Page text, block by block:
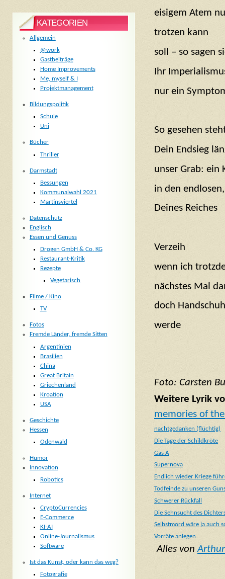
eisigem Atem
trotzen kann
soll – so sagen
Ihr
nur ein
So gesehen
Dein Endsieg
unser Grab: ein
in den
Deines Reiches
Verzeih
wenn ich
nächstes Mal
doch
werde
Foto: Carsten
Weitere Lyrik
memories of
nachtgedanken (flüchtig)
Die Tage der Schildkröte
Gas A
Supernova
Endlich wieder Kriege
Todfeinde zu unseren
Schwerer Rückfall
Die Sehnsucht des
Selbstmord wäre ja auch
Vorräte anlegen
Alles von
KATEGORIEN
Allgemein
@work
Gastbeiträge
Home Improvements
Me, myself & I
Projektmanagement
Bildungspolitik
Schule
Uni
Bücher
Thriller
Darmstadt
Bessungen
Kommunalwahl 2021
Martinsviertel
Datenschutz
Englisch
Essen und Genuss
Drogen GmbH & Co. KG
Restaurant-Kritik
Rezepte
Vegetarisch
Filme / Kino
TV
Fotos
Fremde Länder, fremde Sitten
Argentinien
Brasilien
China
Great Britain
Griechenland
Kroation
USA
Geschichte
Hessen
Odenwald
Humor
Innovation
Robotics
Internet
CryptoCurrencies
E-Commerce
KI-AI
Online-Journalismus
Software
Ist das Kunst, oder kann das weg?
Fotografie